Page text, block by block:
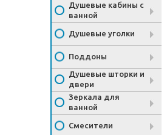
Душевые кабины с
ванной
Душевые уголки
Поддоны
Душевые шторки и
двери
Зеркала для
ванной
Смесители